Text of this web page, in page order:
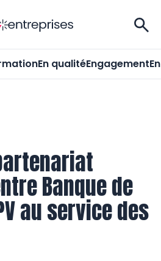
Var-Entreprises
En qualitéEngagement
Banque de
au service des